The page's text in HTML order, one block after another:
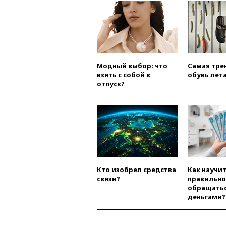
Модный выбор: что
взять с собой в
отпуск?
Самая
обувь
Кто изобрел средства
связи?
Как
правильно
деньгами?